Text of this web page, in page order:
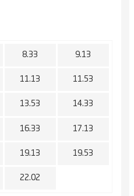
8.33 9.13
11.13 11.53
13.53 14.33
16.33 17.13
19.13 19.53
22.02